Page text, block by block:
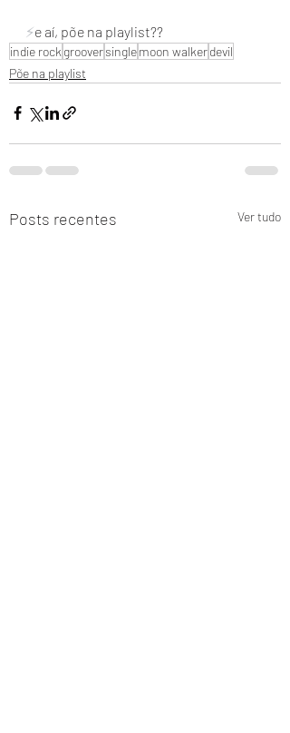
⚡e aí, põe na playlist??
indie rock grooversinglemoon walkerdevil
Põe na playlist
Posts recentes Ver tudo